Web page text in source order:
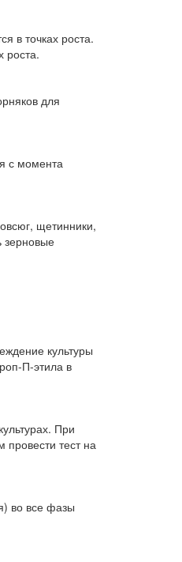
в точках роста.
роста.
для
с момента
щетинники,
зерновые
культуры
П-этила в
При
тест на
во все фазы